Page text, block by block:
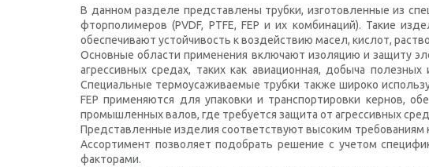
В данном разделе представлены трубки, изготовленные из
фторполимеров (PVDF, PTFE, FEP и их комбинаций). Такие
обеспечивают устойчивость к воздействию масел, кислот,
Основные области применения включают изоляцию и защиту
агрессивных средах, таких как авиационная, добыча
Специальные термоусаживаемые трубки также широко
FEP применяются для упаковки и транспортировки кернов,
промышленных валов, где требуется защита от агрессивных
Представленные изделия соответствуют высоким требованиям
Ассортимент позволяет подобрать решение с учетом
факторами.